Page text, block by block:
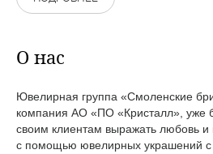
О нас
Ювелирная группа «Смоленские
компания АО «ПО «Кристалл», уже
своим клиентам выражать любовь и
с помощью ювелирных украшений с